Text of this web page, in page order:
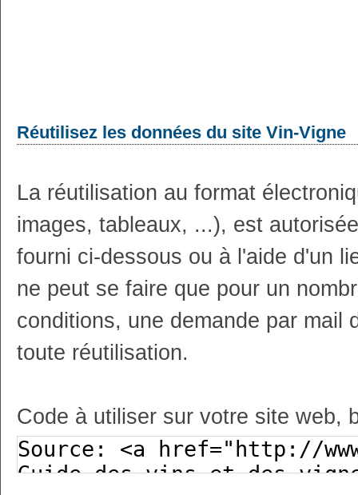
Réutilisez les données du site Vin-Vigne
La réutilisation au format
images, tableaux, ...), est
fourni ci-dessous ou à l'aide d'un
ne peut se faire que pour un
conditions, une demande par mail
toute réutilisation.
Code à utiliser sur votre site web,